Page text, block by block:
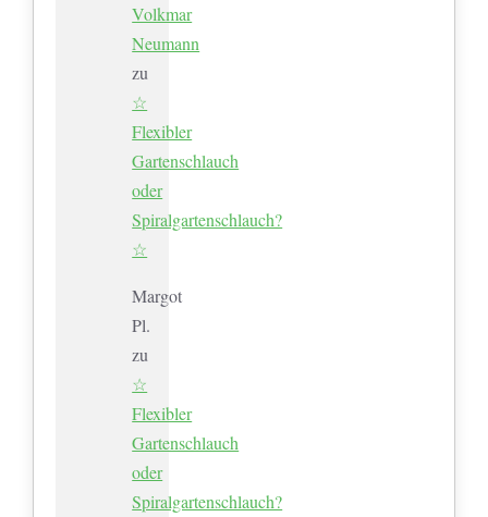
Volkmar
Neumann
zu
☆
Flexibler
Gartenschlauch
oder
Spiralgartenschlauch?
☆
Margot
Pl.
zu
☆
Flexibler
Gartenschlauch
oder
Spiralgartenschlauch?